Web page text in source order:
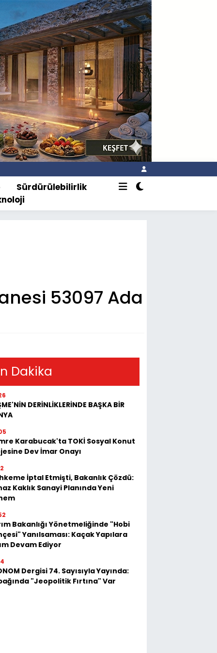
Sürdürülebilirlik
53097 Ada
Dakika
DERİNLİKLERİNDE BAŞKA BİR
Karabucak'ta TOKİ Sosyal Konut
Dev İmar Onayı
İptal Etmişti, Bakanlık Çözdü:
Kaklık Sanayi Planında Yeni
Bakanlığı Yönetmeliğinde "Hobi
Yanılsaması: Kaçak Yapılara
Devam Ediyor
Dergisi 74. Sayısıyla Yayında:
"Jeopolitik Fırtına" Var